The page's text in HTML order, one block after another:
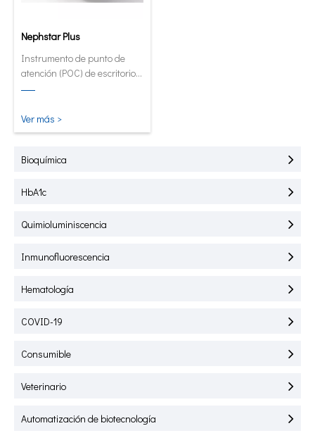
Nephstar Plus
Instrumento de punto de
atención (POC) de escritorio
creado para pruebas
mALB y SAA.
Ver más >
Bioquímica
HbA1c
Quimioluminiscencia
Inmunofluorescencia
Hematología
COVID-19
Consumible
Veterinario
Automatización de biotecnología